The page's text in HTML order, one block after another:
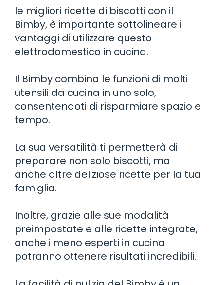
le migliori ricette di biscotti con il
Bimby, è importante sottolineare i
vantaggi di utilizzare questo
elettrodomestico in cucina.
Il Bimby combina le funzioni di molti
utensili da cucina in uno solo,
consentendoti di risparmiare spazio e
tempo.
La sua versatilità ti permetterà di
preparare non solo biscotti, ma
anche altre deliziose ricette per la tua
famiglia.
Inoltre, grazie alle sue modalità
preimpostate e alle ricette integrate,
anche i meno esperti in cucina
potranno ottenere risultati incredibili.